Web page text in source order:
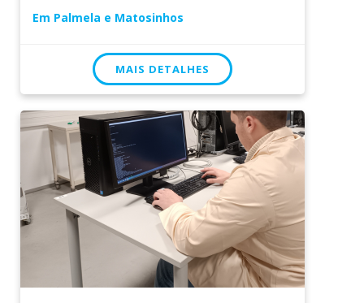
Em Palmela e Matosinhos
MAIS DETALHES